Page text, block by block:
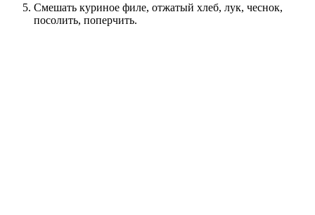
Смешать куриное филе, отжатый хлеб, лук, чеснок,
посолить, поперчить.